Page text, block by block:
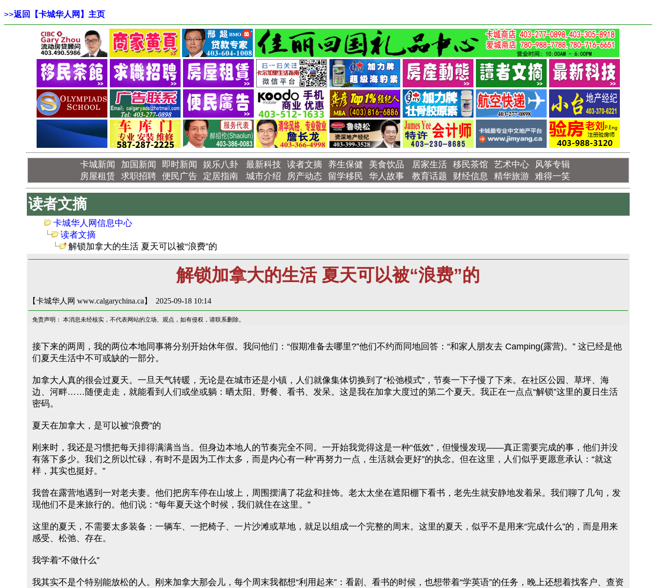
>>返回【卡城华人网】主页
卡城新闻 加国新闻 即时新闻 娱乐八卦 最新科技 读者文摘 养生保健 美食饮品 居家生活 移民茶馆 艺术中心
风筝专辑
房屋租赁 求职招聘 便民广告 定居指南 城市介绍 房产动态 留学移民 华人故事 教育话题 财经信息 精华旅游 难得一笑
读者文摘
卡城华人网信息中心
读者文摘
解锁加拿大的生活 夏天可以被“浪费”的
解锁加拿大的生活 夏天可以被“浪费”的
【卡城华人网 www.calgarychina.ca】 2025-09-18 10:14
免责声明： 本消息未经核实，不代表网站的立场、观点，如有侵权，请联系删除。
接下来的两周，我的两位本地同事将分别开始休年假。我问他们：“假期准备去哪里?”他们不约而同地回答：“和家人朋友去 Camping(露营)。” 这已经是他
们夏天生活中不可或缺的一部分。
加拿大人真的很会过夏天。一旦天气转暖，无论是在城市还是小镇，人们就像集体切换到了“松弛模式”，节奏一下子慢了下来。在社区公园、草坪、海
边、河畔……随便走走，就能看到人们或坐或躺：晒太阳、野餐、看书、发呆。这是我在加拿大度过的第二个夏天。我正在一点点“解锁”这里的夏日生活
密码。
夏天在加拿大，是可以被“浪费”的
刚来时，我还是习惯把每天排得满满当当。但身边本地人的节奏完全不同。一开始我觉得这是一种“低效”，但慢慢发现——真正需要完成的事，他们并没
有落下多少。我们之所以忙碌，有时不是因为工作太多，而是内心有一种“再努力一点，生活就会更好”的执念。但在这里，人们似乎更愿意承认：“就这
样，其实也挺好。”
我曾在露营地遇到一对老夫妻。他们把房车停在山坡上，周围摆满了花盆和挂饰。老太太坐在遮阳棚下看书，老先生就安静地发着呆。我们聊了几句，发
现他们不是来旅行的。他们说：“每年夏天这个时候，我们就住在这里。”
这里的夏天，不需要太多装备：一辆车、一把椅子、一片沙滩或草地，就足以组成一个完整的周末。这里的夏天，似乎不是用来“完成什么”的，而是用来
感受、松弛、存在。
我学着“不做什么”
我其实不是个特别能放松的人。刚来加拿大那会儿，每个周末我都想“利用起来”：看剧、看书的时候，也想带着“学英语”的任务，晚上还想着找客户、查资